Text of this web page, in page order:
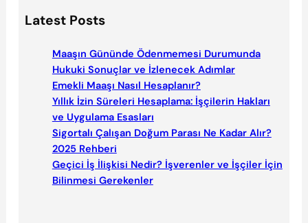
rLatest Posts
Maaşın Gününde Ödenmemesi Durumunda
Hukuki Sonuçlar ve İzlenecek Adımlar
Emekli Maaşı Nasıl Hesaplanır?
Yıllık İzin Süreleri Hesaplama: İşçilerin Hakları
ve Uygulama Esasları
Sigortalı Çalışan Doğum Parası Ne Kadar Alır?
2025 Rehberi
Geçici İş İlişkisi Nedir? İşverenler ve İşçiler İçin
Bilinmesi Gerekenler